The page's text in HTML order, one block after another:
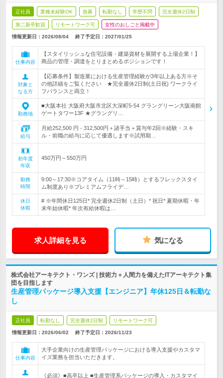
正社員 業種未経験OK 急募 転勤なし 学歴不問 完全週休2日制
第二新卒歓迎 リモートワーク可 女性のおしごと掲載中
情報更新日：2026/08/04 終了予定日： 2027/01/25
仕事内容
【スタイリッシュな住宅設備・建築資材を展開する上場企業！】
商品の管理・調達をとりまとめるポジションです！
対象と
なる方
【応募条件】製造業における生産管理経験が3年以上ある方※そ
の他詳細をご覧ください ★完全週休2日制(土日祝) ワークライ
フバランスと両立！
勤務地
■大阪本社 大阪府大阪市北区大深町5-54 グラングリーン大阪南館
ゲートタワー13F ★グラングリ…
給与
月給252,500 円 - 312,500円＋諸手当＋賞与年2回※経験・スキ
ル・前職の給与に応じて優遇します※試用期…
初年度
年収
450万円～550万円
勤務
時間
9:00～17:30※コアタイム（11時～15時）とするフレックスタイ
ム制度あり※プレミアムフライデ…
休日
休暇
# ※年間休日125日* 完全週休2日制（土日）* 祝日* 夏期休暇・年
末年始休暇* 年次有給休暇は…
求人詳細を見る 気になる
株式会社アーキテクト・ワンズ | 技術力＋人間力を備えたITアーキテクト集
団を目指します
生産管理パッケージ導入支援【エンジニア】年休125日＆転勤な
し
正社員 転勤なし 完全週休2日制 リモートワーク可
情報更新日：2026/06/02 終了予定日： 2026/11/23
仕事内容
大手企業向けの生産管理パッケージにおける導入支援やカスタマ
イズ業務を担当いただきます。
《必須》■高卒以上 ■生産管理系パッケージの導入・カスタマイ